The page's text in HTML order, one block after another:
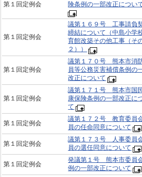
第１回定例会
険条例の一部改正につい
第１回定例会
議第１６９号 工事請負
締結について（中島小学
育館改築その他工事（そ
２））
第１回定例会
議第１７０号 熊本市消
員等公務災害補償条例の
改正について
第１回定例会
議第１７１号 熊本市国
康保険条例の一部改正に
て
第１回定例会
議第１７２号 教育委員
員の任命同意について
第１回定例会
議第１７３号 人事委員
員の選任同意について
第１回定例会
発議第１号 熊本市委員
例の一部改正について